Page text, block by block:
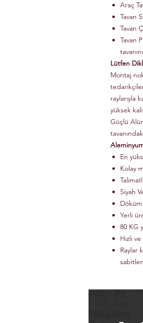
Araç
Tavan
Tavan
Tavan
Lütfen
Montaj
raylarıyla
yüksek
Güçlü
En
Kolay
Siyah
Yerli
80 KG
Hızlı
Raylar